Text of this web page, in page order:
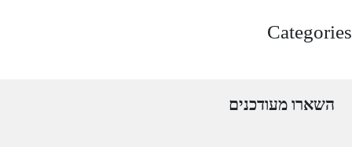
Categories
השארו מעודכנים